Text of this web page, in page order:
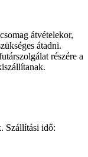
átvételekor,
átadni.
részére a
Szállítási idő: